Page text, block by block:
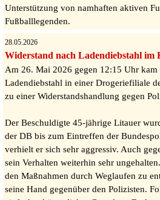
Unterstützung von namhaften aktiven
Fußballlegenden.
28.05.2026
Widerstand nach Ladendiebstahl im
Am 26. Mai 2026 gegen 12:15 Uhr kam
Ladendiebstahl in einer Drogeriefiliale
zu einer Widerstandshandlung gegen
Der Beschuldigte 45-jährige Litauer
der DB bis zum Eintreffen der
verhielt er sich sehr aggressiv. Auch
sein Verhalten weiterhin sehr
den Maßnahmen durch Weglaufen zu
seine Hand gegenüber den Polizisten.